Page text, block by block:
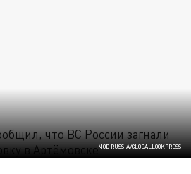
MOD RUSSIA/GLOBALLOOKPRESS